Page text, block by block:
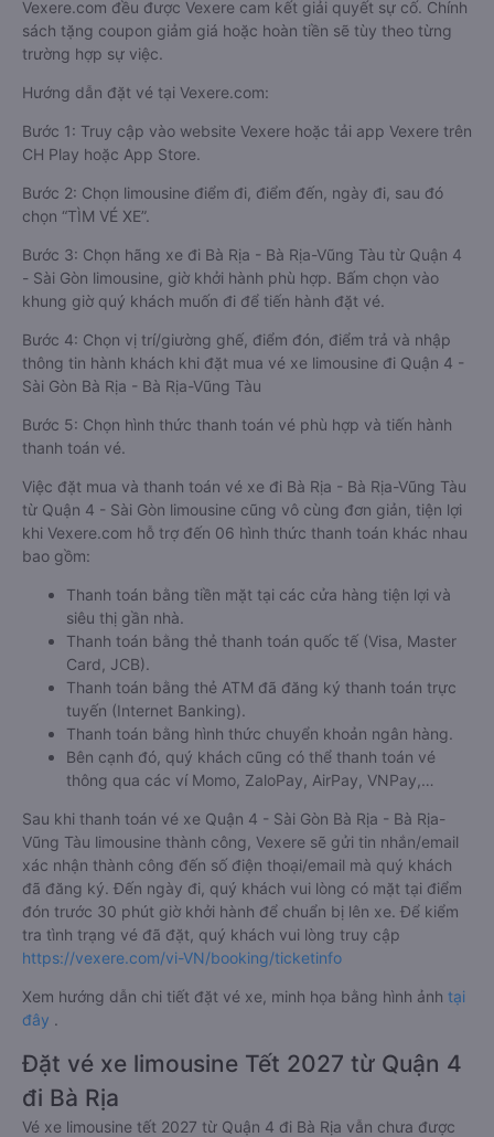
Vexere.com đều được Vexere cam kết giải quyết sự cố. Chính
sách tặng coupon giảm giá hoặc hoàn tiền sẽ tùy theo từng
trường hợp sự việc.
Hướng dẫn đặt vé tại Vexere.com:
Bước 1: Truy cập vào website Vexere hoặc tải app Vexere trên
CH Play hoặc App Store.
Bước 2: Chọn limousine điểm đi, điểm đến, ngày đi, sau đó
chọn “TÌM VÉ XE”.
Bước 3: Chọn hãng xe đi Bà Rịa - Bà Rịa-Vũng Tàu từ Quận 4
- Sài Gòn limousine, giờ khởi hành phù hợp. Bấm chọn vào
khung giờ quý khách muốn đi để tiến hành đặt vé.
Bước 4: Chọn vị trí/giường ghế, điểm đón, điểm trả và nhập
thông tin hành khách khi đặt mua vé xe limousine đi Quận 4 -
Sài Gòn Bà Rịa - Bà Rịa-Vũng Tàu
Bước 5: Chọn hình thức thanh toán vé phù hợp và tiến hành
thanh toán vé.
Việc đặt mua và thanh toán vé xe đi Bà Rịa - Bà Rịa-Vũng Tàu
từ Quận 4 - Sài Gòn limousine cũng vô cùng đơn giản, tiện lợi
khi Vexere.com hỗ trợ đến 06 hình thức thanh toán khác nhau
bao gồm:
Thanh toán bằng tiền mặt tại các cửa hàng tiện lợi và
siêu thị gần nhà.
Thanh toán bằng thẻ thanh toán quốc tế (Visa, Master
Card, JCB).
Thanh toán bằng thẻ ATM đã đăng ký thanh toán trực
tuyến (Internet Banking).
Thanh toán bằng hình thức chuyển khoản ngân hàng.
Bên cạnh đó, quý khách cũng có thể thanh toán vé
thông qua các ví Momo, ZaloPay, AirPay, VNPay,…
Sau khi thanh toán vé xe Quận 4 - Sài Gòn Bà Rịa - Bà Rịa-
Vũng Tàu limousine thành công, Vexere sẽ gửi tin nhắn/email
xác nhận thành công đến số điện thoại/email mà quý khách
đã đăng ký. Đến ngày đi, quý khách vui lòng có mặt tại điểm
đón trước 30 phút giờ khởi hành để chuẩn bị lên xe. Để kiểm
tra tình trạng vé đã đặt, quý khách vui lòng truy cập
https://vexere.com/vi-VN/booking/ticketinfo
Xem hướng dẫn chi tiết đặt vé xe, minh họa bằng hình ảnh tại
đây .
Đặt vé xe limousine Tết 2027 từ Quận 4
đi Bà Rịa
Vé xe limousine tết 2027 từ Quận 4 đi Bà Rịa vẫn chưa được